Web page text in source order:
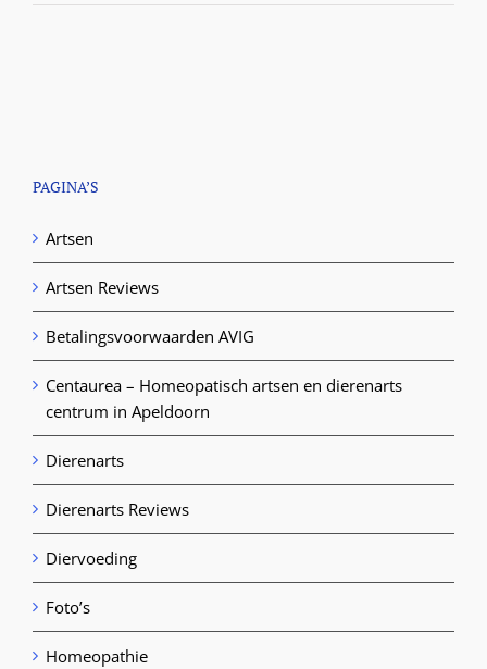
PAGINA’S
Artsen
Artsen Reviews
Betalingsvoorwaarden AVIG
Centaurea – Homeopatisch artsen en dierenarts
centrum in Apeldoorn
Dierenarts
Dierenarts Reviews
Diervoeding
Foto’s
Homeopathie